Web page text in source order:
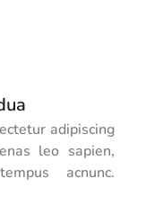
adipiscing
leo sapien,
acnunc.